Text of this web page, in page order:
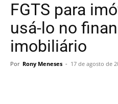
FGTS para
usá-lo no
imobiliário
Por Rony Meneses - 17 de agosto de